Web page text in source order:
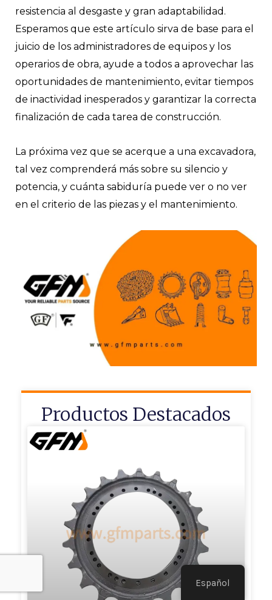
resistencia al desgaste y gran adaptabilidad.
Esperamos que este artículo sirva de base para el
juicio de los administradores de equipos y los
operarios de obra, ayude a todos a aprovechar las
oportunidades de mantenimiento, evitar tiempos
de inactividad inesperados y garantizar la correcta
finalización de cada tarea de construcción.
La próxima vez que se acerque a una excavadora,
tal vez comprenderá más sobre su silencio y
potencia, y cuánta sabiduría puede ver o no ver
en el criterio de las piezas y el mantenimiento.
Productos Destacados
Español